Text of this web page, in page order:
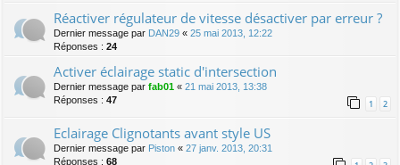
Réactiver régulateur de vitesse désactiver par erreur ?
Dernier message par DAN29 « 25 mai 2013, 12:22
Réponses : 24
Activer éclairage static d'intersection
Dernier message par fab01 « 21 mai 2013, 13:38
Réponses : 47 1 2
Eclairage Clignotants avant style US
Dernier message par Piston « 27 janv. 2013, 20:31
Réponses : 68